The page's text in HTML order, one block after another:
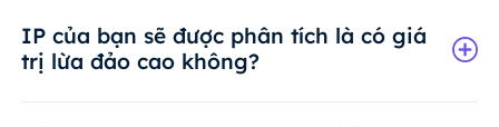
IP của bạn sẽ được phân tích là có giá
trị lừa đảo cao không?